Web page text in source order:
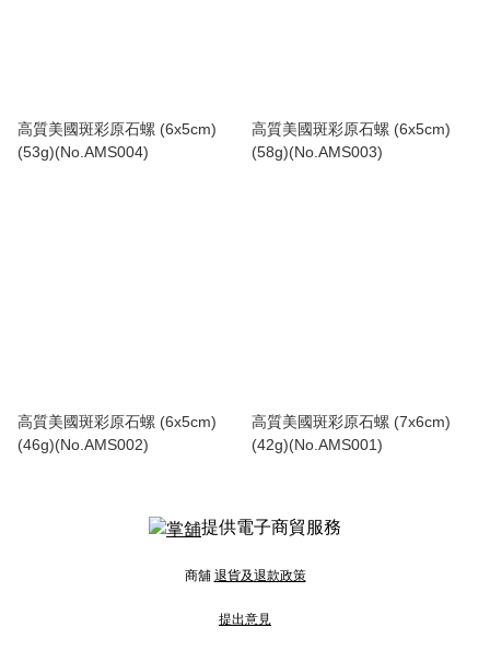
高質美國斑彩原石螺 (6x5cm)
(53g)(No.AMS004)
高質美國斑彩原石螺 (6x5cm)
(58g)(No.AMS003)
高質美國斑彩原石螺 (6x5cm)
(46g)(No.AMS002)
高質美國斑彩原石螺 (7x6cm)
(42g)(No.AMS001)
提供電子商貿服務
商舖 退貨及退款政策
提出意見